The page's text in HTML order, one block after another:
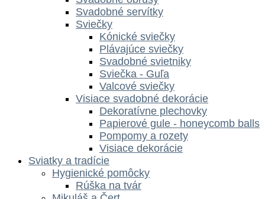
Svadobné servítky
Sviečky
Kónické sviečky
Plávajúce sviečky
Svadobné svietniky
Sviečka - Guľa
Valcové sviečky
Visiace svadobné dekorácie
Dekoratívne plechovky
Papierové gule - honeycomb balls
Pompomy a rozety
Visiace dekorácie
Sviatky a tradície
Hygienické pomôcky
Rúška na tvár